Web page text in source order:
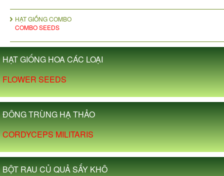
HẠT GIỐNG COMBO
COMBO SEEDS
HẠT GIỐNG HOA CÁC LOẠI
FLOWER SEEDS
ĐÔNG TRÙNG HẠ THẢO
CORDYCEPS MILITARIS
BỘT RAU CỦ QUẢ SẤY KHÔ